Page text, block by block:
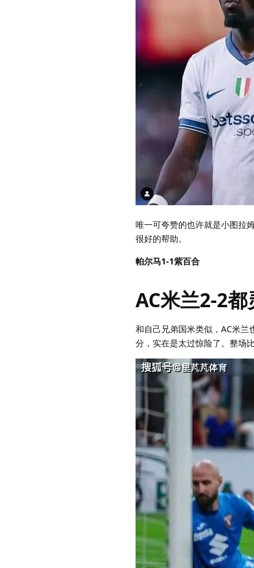
唯一可夸赞的也许就是小图拉
很好的帮助。
帕尔马1-1紫百合
AC米兰2-2都
和自己兄弟国米类似，AC米兰
分，实在是太过惊险了。整场